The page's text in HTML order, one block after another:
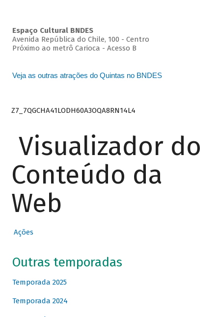
Espaço Cultural BNDES
Avenida República do Chile, 100 - Centro
Próximo ao metrô Carioca - Acesso B
Veja as outras atrações do Quintas no BNDES
Z7_7QGCHA41LODH60A3OQA8RN14L4
Visualizador do
Conteúdo da
Web
Ações
Outras temporadas
Temporada 2025
Temporada 2024